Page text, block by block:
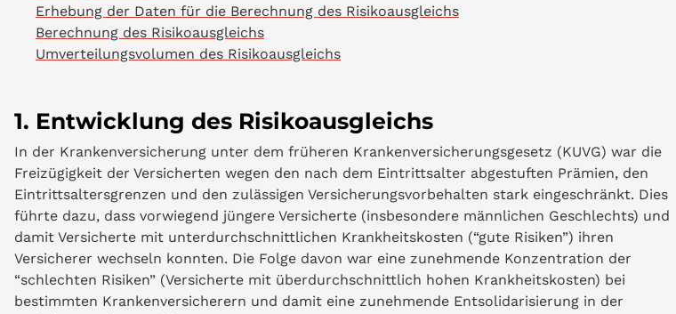
Erhebung der Daten für die Berechnung des Risikoausgleichs
Berechnung des Risikoausgleichs
Umverteilungsvolumen des Risikoausgleichs
1. Entwicklung des Risikoausgleichs
In der Krankenversicherung unter dem früheren Krankenversicherungsgesetz (KUVG) war die
Freizügigkeit der Versicherten wegen den nach dem Eintrittsalter abgestuften Prämien, den
Eintrittsaltersgrenzen und den zulässigen Versicherungsvorbehalten stark eingeschränkt. Dies
führte dazu, dass vorwiegend jüngere Versicherte (insbesondere männlichen Geschlechts) und
damit Versicherte mit unterdurchschnittlichen Krankheitskosten (“gute Risiken”) ihren
Versicherer wechseln konnten. Die Folge davon war eine zunehmende Konzentration der
“schlechten Risiken” (Versicherte mit überdurchschnittlich hohen Krankheitskosten) bei
bestimmten Krankenversicherern und damit eine zunehmende Entsolidarisierung in der